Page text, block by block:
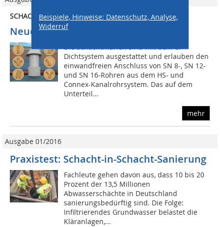
Beispiele, Hinweise: Datenschutz, Analyse,
Widerruf
SCHACHTBAUWERK
Neuer Schacht für leichtes Handling
Die Schachtmuffen sind mit dem CI-
Dichtsystem ausgestattet und erlauben den
einwandfreien Anschluss von SN 8-, SN 12-
und SN 16-Rohren aus dem HS- und
Connex-Kanalrohrsystem. Das auf dem
Unterteil...
mehr
Ausgabe 01/2016
Praxistest: Schacht-in-Schacht-Sanierung
Fachleute gehen davon aus, dass 10 bis 20
Prozent der 13,5 Millionen
Abwasserschächte in Deutschland
sanierungsbedürftig sind. Die Folge:
Infiltrierendes Grundwasser belastet die
Kläranlagen,...